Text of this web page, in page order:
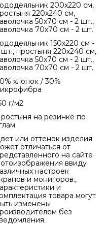
200х220 см,
220х240 см,
50х70 см - 2 шт.,
70х70 см - 2 шт.
150х220 см -
простыня 220х240 см,
50х70 см - 2 шт.,
70х70 см - 2 шт.
хлопок / 30%
г/м2
на резинке по
или оттенок изделия
отличаться от
на сайте
ввиду
настроек
и мониторов.,
и
товара могут
изменены
без